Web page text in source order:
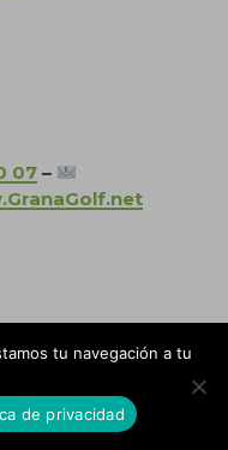
07 –
tu navegación a tu
de privacidad